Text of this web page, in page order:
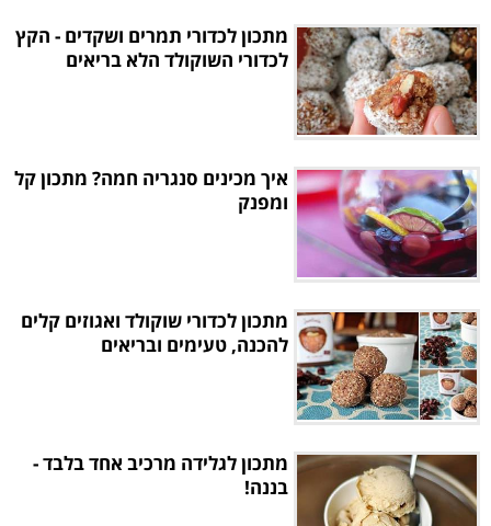
מתכון לכדורי תמרים ושקדים - הקץ
לכדורי השוקולד הלא בריאים
איך מכינים סנגריה חמה? מתכון קל
ומפנק
מתכון לכדורי שוקולד ואגוזים קלים
להכנה, טעימים ובריאים
מתכון לגלידה מרכיב אחד בלבד -
בננה!